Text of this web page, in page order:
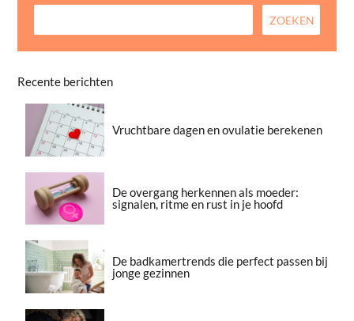
Recente berichten
Vruchtbare dagen en ovulatie berekenen
De overgang herkennen als moeder:
signalen, ritme en rust in je hoofd
De badkamertrends die perfect passen bij
jonge gezinnen